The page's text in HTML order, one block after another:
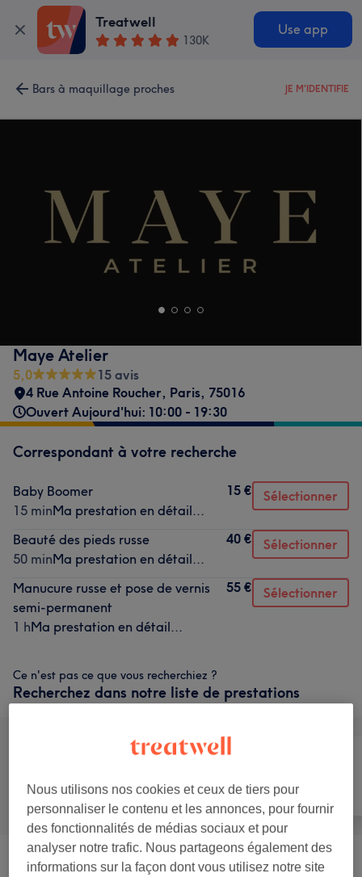
Treatwell
130K
Use app
Bars à maquillage proches JE M'IDENTIFIE
Maye Atelier
5,0
15 avis
4 Rue Antoine Roucher, Paris, 75016
Ouvert Aujourd'hui: 10:00 - 19:30
Correspondant à votre recherche
Baby Boomer
15 minMa prestation en détail...
15 € Sélectionner
Beauté des pieds russe
50 minMa prestation en détail...
40 € Sélectionner
Manucure russe et pose de vernis
semi-permanent
1 hMa prestation en détail...
55 € Sélectionner
Ce n'est pas ce que vous recherchiez ?
Recherchez dans notre liste de prestations
Tout
Beauté des pieds
Manucure (6) à partir de 35 €
Nous utilisons nos cookies et ceux de tiers pour
personnaliser le contenu et les annonces, pour fournir
des fonctionnalités de médias sociaux et pour
analyser notre trafic. Nous partageons également des
informations sur la façon dont vous utilisez notre site